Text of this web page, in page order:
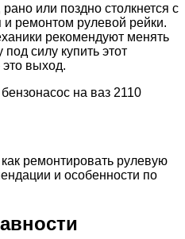
или поздно столкнется с
ремонтом рулевой рейки.
рекомендуют менять
силу купить этот
выход.
на ваз 2110
ремонтировать рулевую
и особенности по